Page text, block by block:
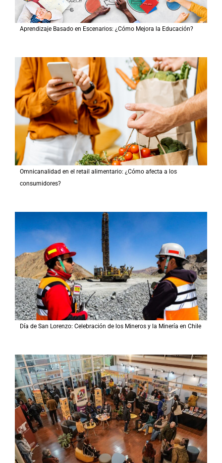
Aprendizaje Basado en Escenarios: ¿Cómo Mejora la Educación?
Omnicanalidad en el retail alimentario: ¿Cómo afecta a los
consumidores?
Día de San Lorenzo: Celebración de los Mineros y la Minería en Chile